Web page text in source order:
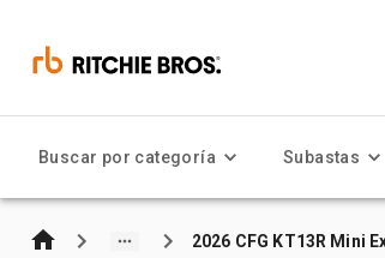
Buscar por categoría Subastas
2026 CFG KT13R Mini